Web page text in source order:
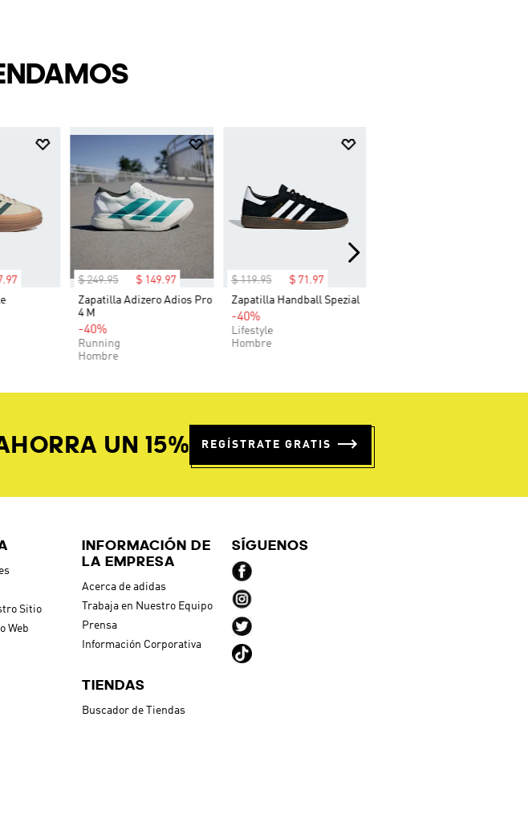
. 97
$ 249.95 $ 149. 97
Zapatilla Adizero Adios Pro
4 M
-40%
Running
Hombre
$ 119.95 $ 71 97
Zapatilla Handball Spezial
-40%
Lifestyle
Hombre
UN 15% REGÍSTRATE GRATIS
Sitio
Web
INFORMACIÓN DE
LA EMPRESA
Acerca de adidas
Trabaja en Nuestro Equipo
Prensa
Información Corporativa
TIENDAS
Buscador de Tiendas
SÍGUENOS